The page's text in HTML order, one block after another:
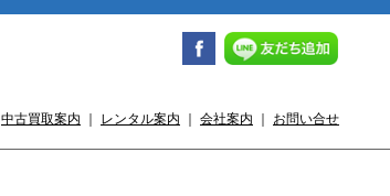
中古買取案内 レンタル案内 会社案内 お問い合せ